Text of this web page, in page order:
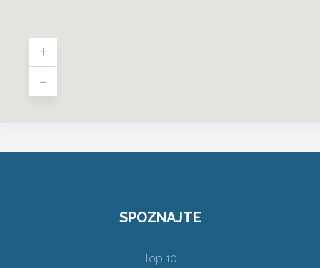
+
-
SPOZNAJTE
Top 10